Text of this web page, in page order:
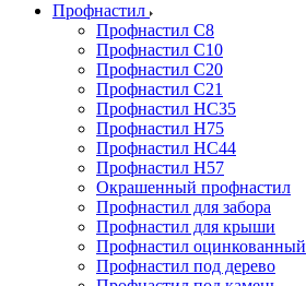
Профнастил
Профнастил С8
Профнастил С10
Профнастил С20
Профнастил С21
Профнастил НС35
Профнастил Н75
Профнастил HC44
Профнастил Н57
Окрашенный профнастил
Профнастил для забора
Профнастил для крыши
Профнастил оцинкованный
Профнастил под дерево